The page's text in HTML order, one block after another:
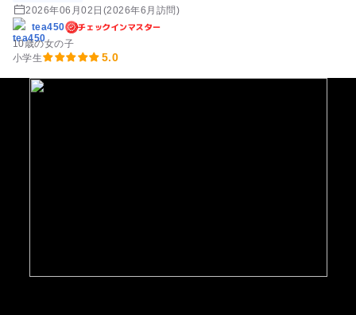
2026年06月02日 (2026年6月訪問)
tea450
チェックインマスター
10歳の女の子
小学生
5.0